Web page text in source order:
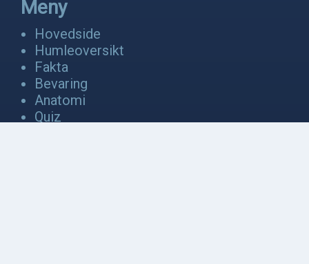
Meny
Hovedside
Humleoversikt
Fakta
Bevaring
Anatomi
Quiz